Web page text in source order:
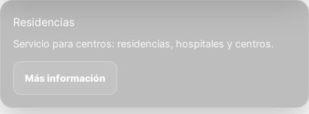
Residencias
Servicio para centros: residencias, hospitales y centros.
Más información